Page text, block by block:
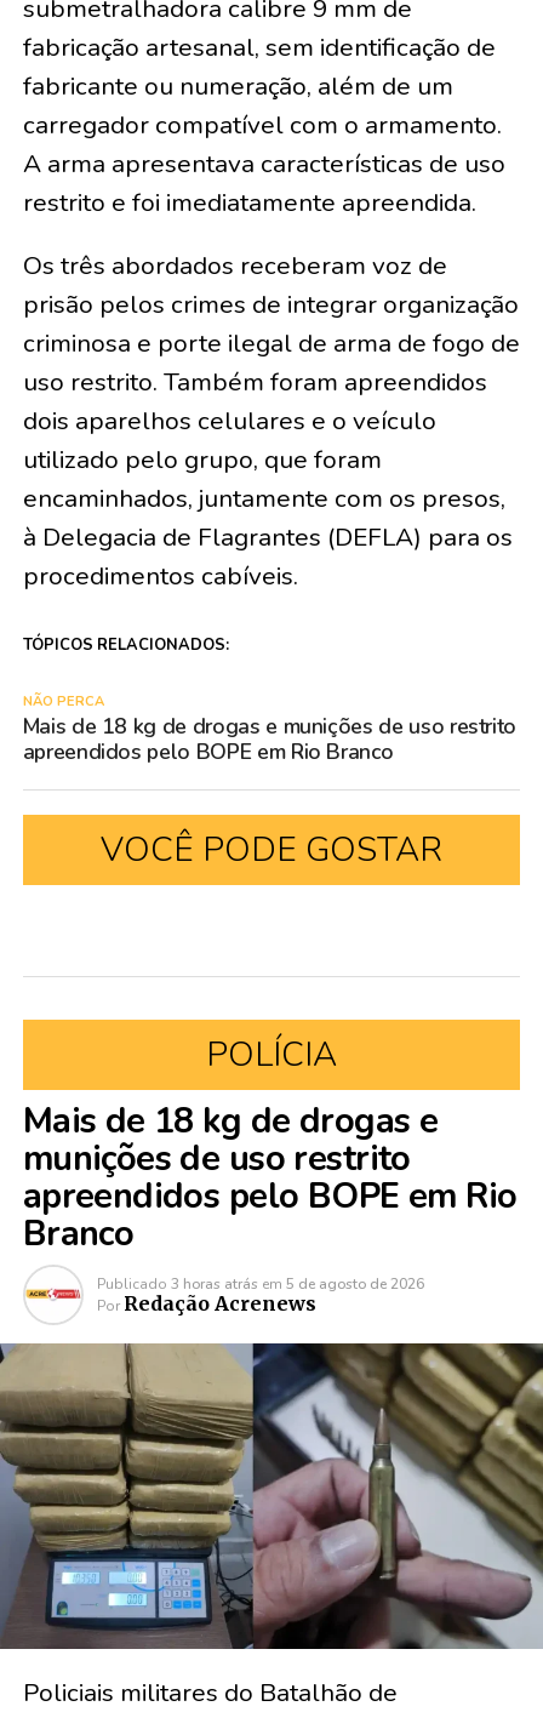
submetralhadora calibre 9 mm de
fabricação artesanal, sem identificação de
fabricante ou numeração, além de um
carregador compatível com o armamento.
A arma apresentava características de uso
restrito e foi imediatamente apreendida.
Os três abordados receberam voz de
prisão pelos crimes de integrar organização
criminosa e porte ilegal de arma de fogo de
uso restrito. Também foram apreendidos
dois aparelhos celulares e o veículo
utilizado pelo grupo, que foram
encaminhados, juntamente com os presos,
à Delegacia de Flagrantes (DEFLA) para os
procedimentos cabíveis.
TÓPICOS RELACIONADOS:
NÃO PERCA
Mais de 18 kg de drogas e munições de uso restrito
apreendidos pelo BOPE em Rio Branco
VOCÊ PODE GOSTAR
POLÍCIA
Mais de 18 kg de drogas e
munições de uso restrito
apreendidos pelo BOPE em Rio
Branco
Publicado 3 horas atrás em 5 de agosto de 2026
Por Redação Acrenews
Policiais militares do Batalhão de